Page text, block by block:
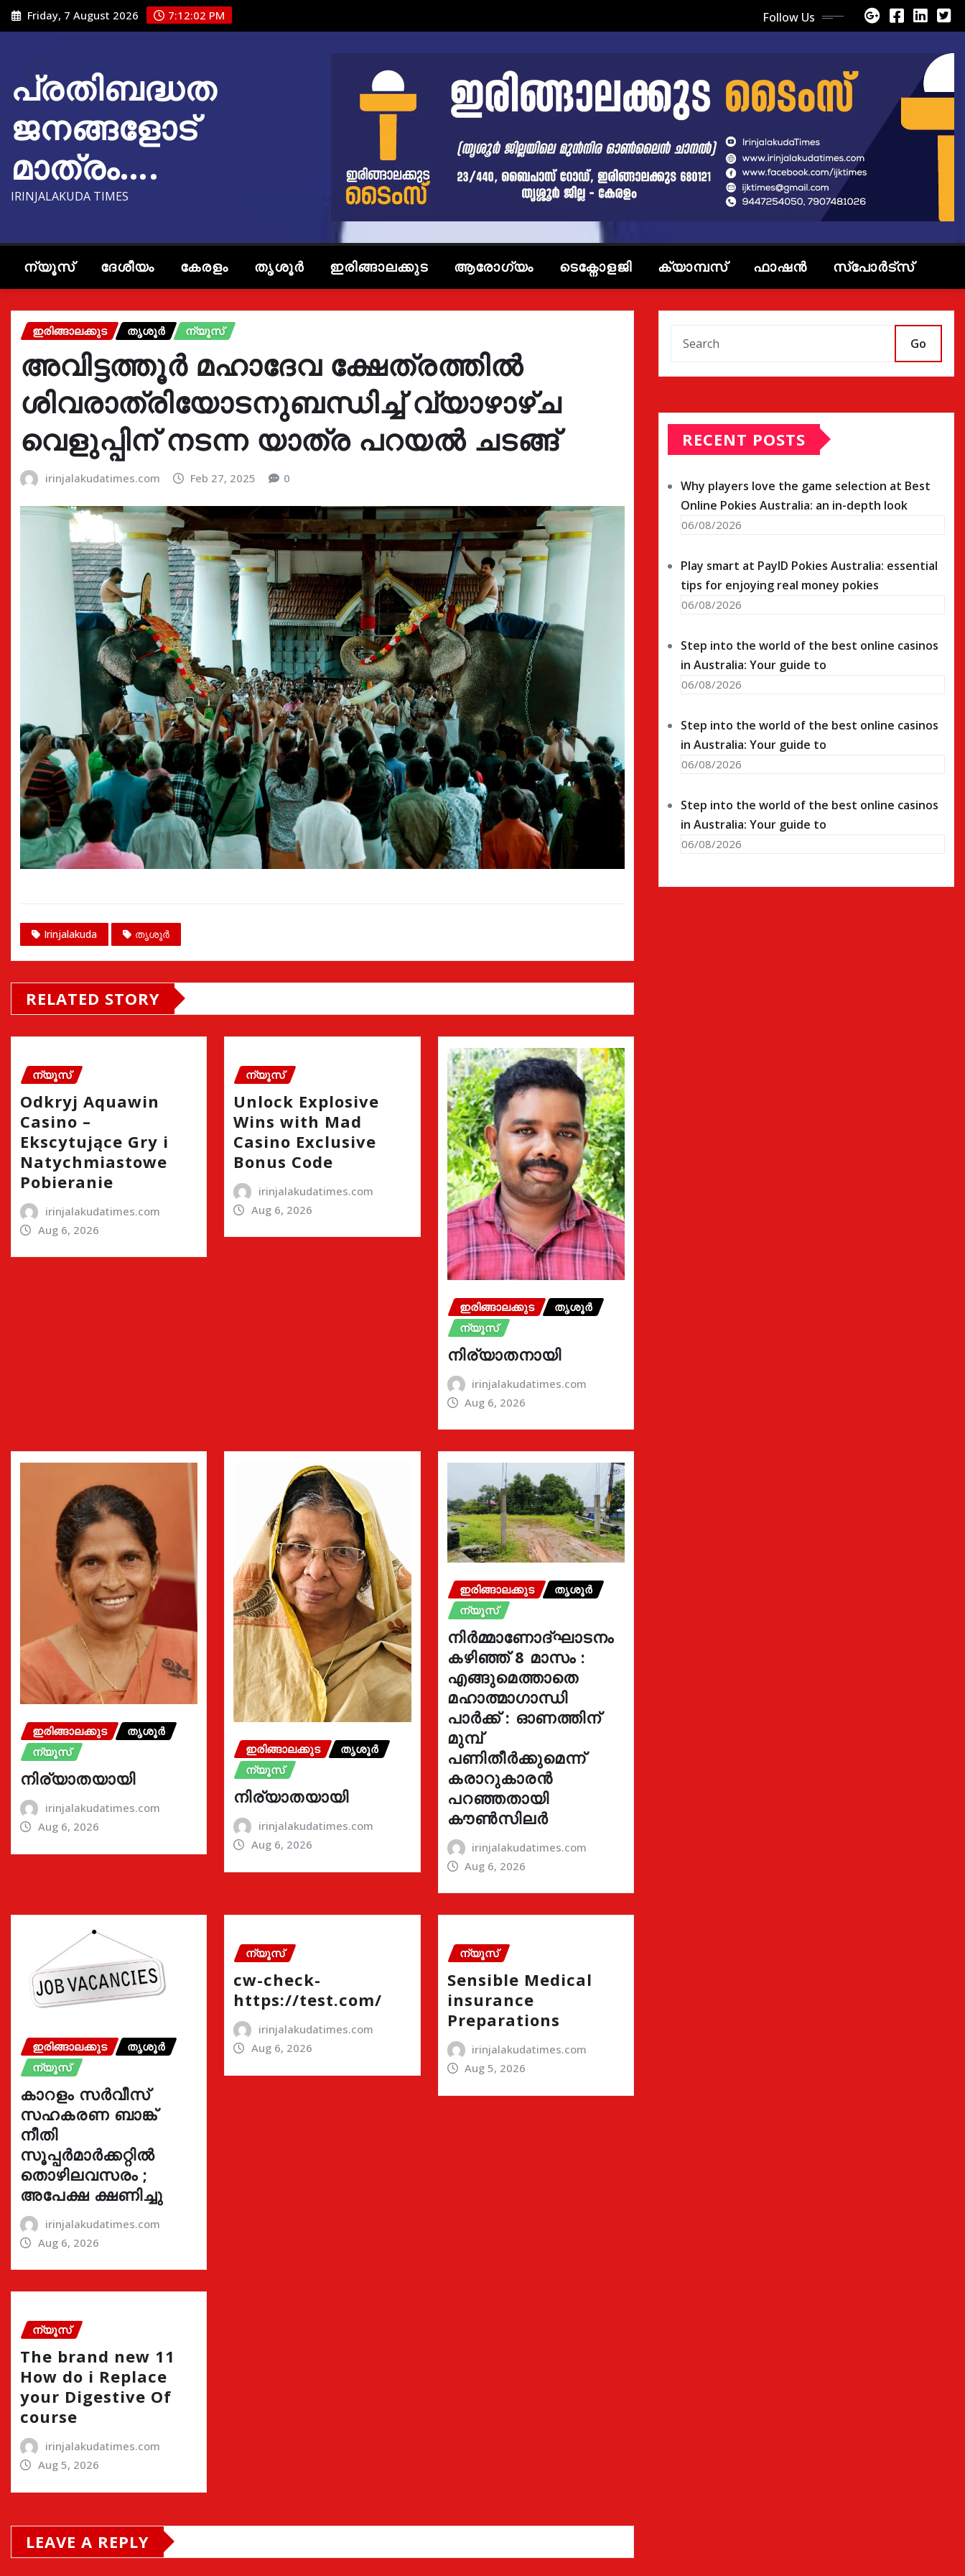
Skip
to
Friday, 7 August 2026 7:12:03 PM Follow Us
പ്രതിബദ്ധത
ജനങ്ങളോട്
മാത്രം….
IRINJALAKUDA TIMES
ന്യൂസ് ദേശീയം കേരളം തൃശൂർ ഇരിങ്ങാലക്കുട ആരോഗ്യം ടെക്നോളജി ക്യാമ്പസ് ഫാഷൻ സ്പോർട്സ്
ഇരിങ്ങാലക്കുട തൃശൂർ ന്യൂസ്
അവിട്ടത്തൂർ മഹാദേവ ക്ഷേത്രത്തിൽ
ശിവരാത്രിയോടനുബന്ധിച്ച് വ്യാഴാഴ്ച
വെളുപ്പിന് നടന്ന യാത്ര പറയൽ ചടങ്ങ്
irinjalakudatimes.com Feb 27, 2025 0
Irinjalakuda തൃശൂർ
RELATED STORY
ന്യൂസ്
Odkryj Aquawin
Casino –
Ekscytujące Gry i
Natychmiastowe
Pobieranie
irinjalakudatimes.com
Aug 6, 2026
ന്യൂസ്
Unlock Explosive
Wins with Mad
Casino Exclusive
Bonus Code
irinjalakudatimes.com
Aug 6, 2026
ഇരിങ്ങാലക്കുട
തൃശൂർ
ന്യൂസ്
നിര്യാതനായി
irinjalakudatimes.com
Aug 6, 2026
ഇരിങ്ങാലക്കുട
തൃശൂർ
ന്യൂസ്
നിര്യാതയായി
irinjalakudatimes.com
Aug 6, 2026
ഇരിങ്ങാലക്കുട
തൃശൂർ
ന്യൂസ്
നിര്യാതയായി
irinjalakudatimes.com
Aug 6, 2026
ഇരിങ്ങാലക്കുട
തൃശൂർ
ന്യൂസ്
നിർമ്മാണോദ്ഘാടനം
കഴിഞ്ഞ് 8 മാസം :
എങ്ങുമെത്താതെ
മഹാത്മാഗാന്ധി
പാർക്ക് : ഓണത്തിന്
മുമ്പ്
പണിതീർക്കുമെന്ന്
കരാറുകാരൻ
പറഞ്ഞതായി
കൗൺസിലർ
irinjalakudatimes.com
Aug 6, 2026
ഇരിങ്ങാലക്കുട
തൃശൂർ
ന്യൂസ്
കാറളം സർവീസ്
സഹകരണ ബാങ്ക്
നീതി
സൂപ്പർമാർക്കറ്റിൽ
തൊഴിലവസരം ;
അപേക്ഷ ക്ഷണിച്ചു
irinjalakudatimes.com
Aug 6, 2026
ന്യൂസ്
cw-check-
https://test.com/
irinjalakudatimes.com
Aug 6, 2026
ന്യൂസ്
Sensible Medical
insurance
Preparations
irinjalakudatimes.com
Aug 5, 2026
ന്യൂസ്
The brand new 11
How do i Replace
your Digestive Of
course
irinjalakudatimes.com
Aug 5, 2026
LEAVE A REPLY
Go
RECENT POSTS
Why players love the game selection at Best
Online Pokies Australia: an in-depth look
06/08/2026
Play smart at PayID Pokies Australia: essential
tips for enjoying real money pokies
06/08/2026
Step into the world of the best online casinos
in Australia: Your guide to
06/08/2026
Step into the world of the best online casinos
in Australia: Your guide to
06/08/2026
Step into the world of the best online casinos
in Australia: Your guide to
06/08/2026